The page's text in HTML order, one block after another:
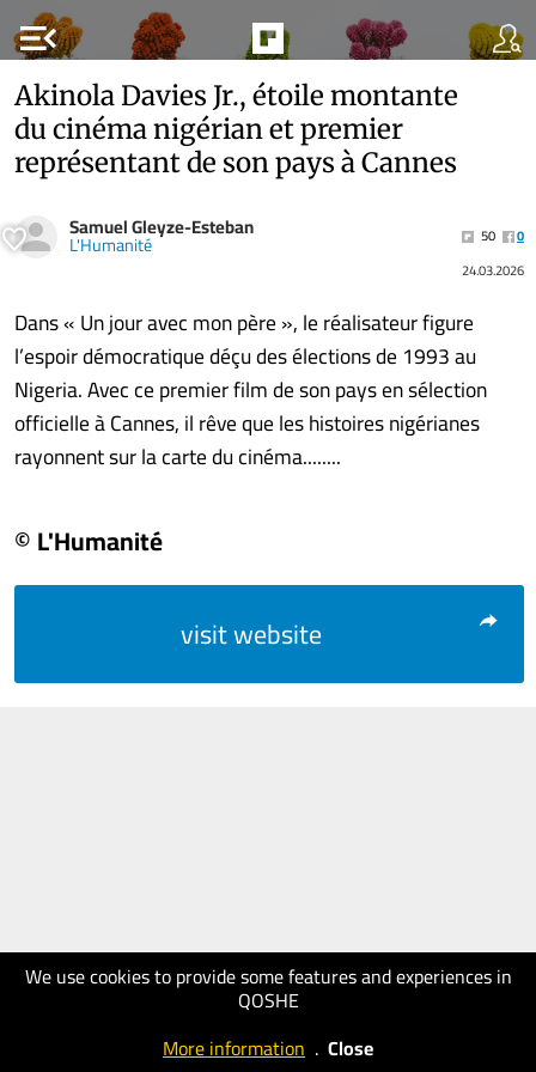
menu_open
We use cookies to provide some features and experiences in
QOSHE
More information . Close
Akinola Davies Jr., étoile montante
du cinéma nigérian et premier
représentant de son pays à Cannes
Samuel Gleyze-Esteban
L'Humanité 50
0
24.03.2026
Dans « Un jour avec mon père », le réalisateur figure
l’espoir démocratique déçu des élections de 1993 au
Nigeria. Avec ce premier film de son pays en sélection
officielle à Cannes, il rêve que les histoires nigérianes
rayonnent sur la carte du cinéma........
© L'Humanité
visit website